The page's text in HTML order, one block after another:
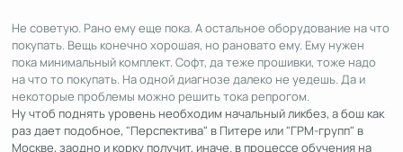
Не советую. Рано ему еще пока. А остальное оборудование на что
покупать. Вещь конечно хорошая, но рановато ему. Ему нужен
пока минимальный комплект. Софт, да теже прошивки, тоже надо
на что то покупать. На одной диагнозе далеко не уедешь. Да и
некоторые проблемы можно решить тока репрогом.
Ну чтоб поднять уровень необходим начальный ликбез, а бош как
раз дает подобное, "Перспектива" в Питере или "ГРМ-групп" в
Москве, заодно и корку получит, иначе. в процессе обучения на